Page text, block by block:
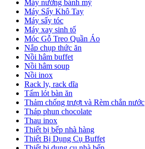
Máy nướng bánh mỳ
Máy Sấy Khô Tay
Máy sấy tóc
Máy xay sinh tố
Móc Gỗ Treo Quần Áo
Nắp chụp thức ăn
Nồi hâm buffet
Nồi hâm soup
Nồi inox
Rack ly, rack dĩa
Tấm lót bàn ăn
Thảm chống trượt và Rèm chắn nước
Tháp phun chocolate
Thau inox
Thiết bị bếp nhà hàng
Thiết Bị Dụng Cụ Buffet